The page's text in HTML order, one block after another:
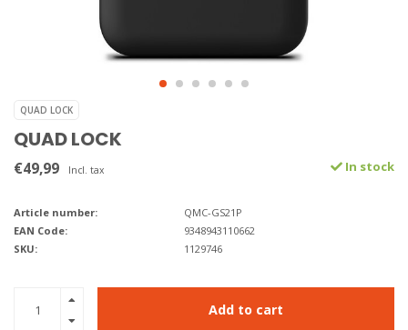
QUAD LOCK
QUAD LOCK
€49,99 Incl. tax In stock
Article number:
QMC-GS21P
EAN Code:
9348943110662
SKU:
1129746
Add to cart